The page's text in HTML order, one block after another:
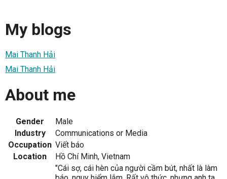
My blogs
Mai Thanh Hải
Mai Thanh Hải
About me
Gender
Male
Industry
Communications or Media
Occupation Viết báo
Location
Hồ Chí Minh, Vietnam
"Cái sợ, cái hèn của người cầm bút, nhất là làm